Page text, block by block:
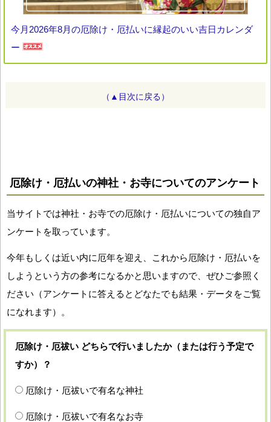
今月2026年8月の厄除け・厄払いに縁起のいい吉日カレンダ
ー
（▲目次に戻る）
厄除け・厄払いの神社・お寺についてのアンケート
当サイトでは神社・お寺での厄除け・厄払いについての独自ア
ンケートを取っています。
今年もしくは近い内に厄年を迎え、これから厄除け・厄払いを
しようという方の参考になるかと思いますので、ぜひご参照く
ださい（アンケートに答えるとどなたでも結果・データをご覧
になれます）。
厄除け・厄祓い どちらで行いましたか（または行う予定で
すか）？
厄除け・厄祓いで有名な神社
厄除け・厄祓いで有名なお寺